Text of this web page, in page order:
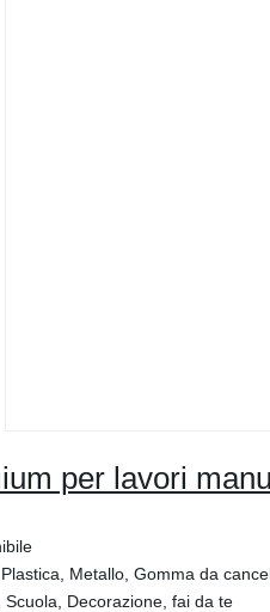
per lavori
Metallo, Gomma da
Scuola, Decorazione, fai da te